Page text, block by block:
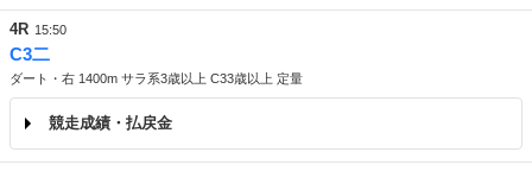
4R 15:50
C3二
ダート・右 1400m サラ系3歳以上 C33歳以上 定量
競走成績・払戻金